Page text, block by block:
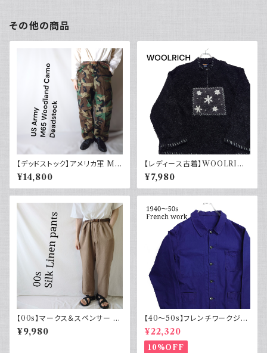
その他の商品
【デッドストック】アメリカ軍 M6
5 フィールドカーゴパンツ ウッド
ランドカモ 迷彩柄 US Army D
EADSTOCK 80s Small Reg
¥14,800
【レディース古着】WOOLRIC
H ウールリッチ ハーフジップ ボ
アフリース 雪
¥7,980
【00s】マークス＆スペンサー M
arks & Spencer シルクリネン
パンツ スラックス 古着
¥9,980
【40～50s】フレンチワークジャ
ケット インディゴ Vポケット ヴィ
ンテージ
¥22,320
10%OFF